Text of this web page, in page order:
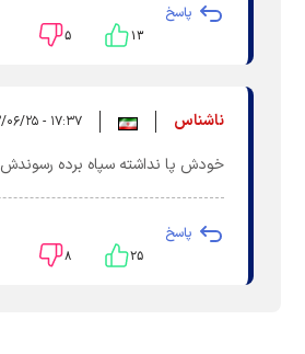
پاسخ
۱۳ ۵
ناشناس ۱۷:۳۷ - ۱۴۰۲/۰۶/۲۵
خودش پا نداشته سپاه برده رسوندش
پاسخ
۲۵ ۸